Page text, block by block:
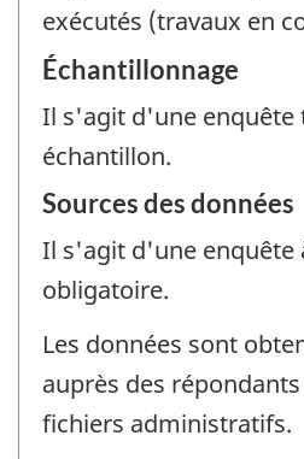
exécutés (travaux en
Échantillonnage
Il s'agit d'une enquête
échantillon.
Sources des données
Il s'agit d'une enquête
obligatoire.
Les données sont
auprès des
fichiers administratifs.